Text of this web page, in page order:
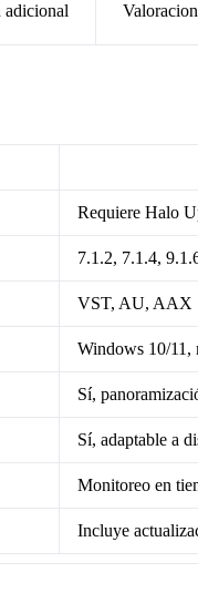
Requiere Halo
7.1.2, 7.1.4,
VST, AU, AAX
Windows 10/11,
Sí,
Sí, adaptable a
Monitoreo en
Incluye